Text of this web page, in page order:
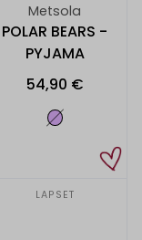
Metsola
POLAR BEARS -
PYJAMA
54,90 €
LAPSET